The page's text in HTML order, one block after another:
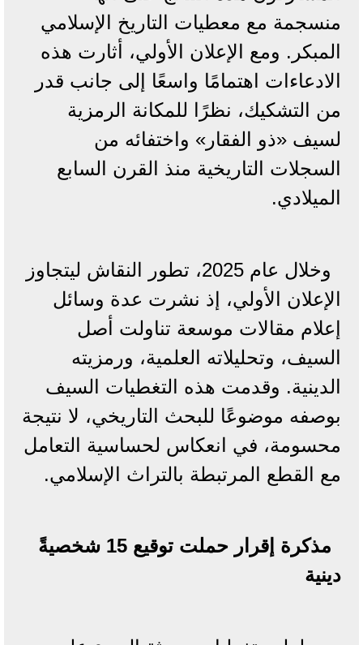
منسجمة مع معطيات التاريخ الإسلامي
المبكر. ومع الإعلان الأولي، أثارت هذه
الادعاءات اهتمامًا واسعًا إلى جانب قدر
من التشكيك، نظرًا للمكانة الرمزية
لسيف «ذو الفقار» واختفائه من
السجلات التاريخية منذ القرن السابع
الميلادي.
وخلال عام 2025، تطور النقاش ليتجاوز
الإعلان الأولي، إذ نشرت عدة وسائل
إعلام مقالات موسعة تناولت أصل
السيف، وتحليلاته العلمية، ورمزيته
الدينية. وقدمت هذه التغطيات السيف
بوصفه موضوعًا للبحث التاريخي، لا نتيجة
محسومة، في انعكاس لحساسية التعامل
مع القطع المرتبطة بالتراث الإسلامي.
مذكرة إقرار حملت توقيع 15 شخصيةً
دينية